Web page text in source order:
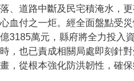
落、道路中斷及民宅積淹水，
心血付之一炬。經全面盤點受
億3185萬元，縣府將全力投入
時，也已責成相關局處即刻針
畫，從根本強化防洪韌性，確